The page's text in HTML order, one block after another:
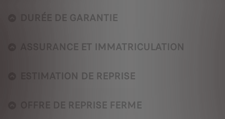
DURÉE DE GARANTIE
ASSURANCE ET IMMATRICULATION
ESTIMATION DE REPRISE
OFFRE DE REPRISE FERME